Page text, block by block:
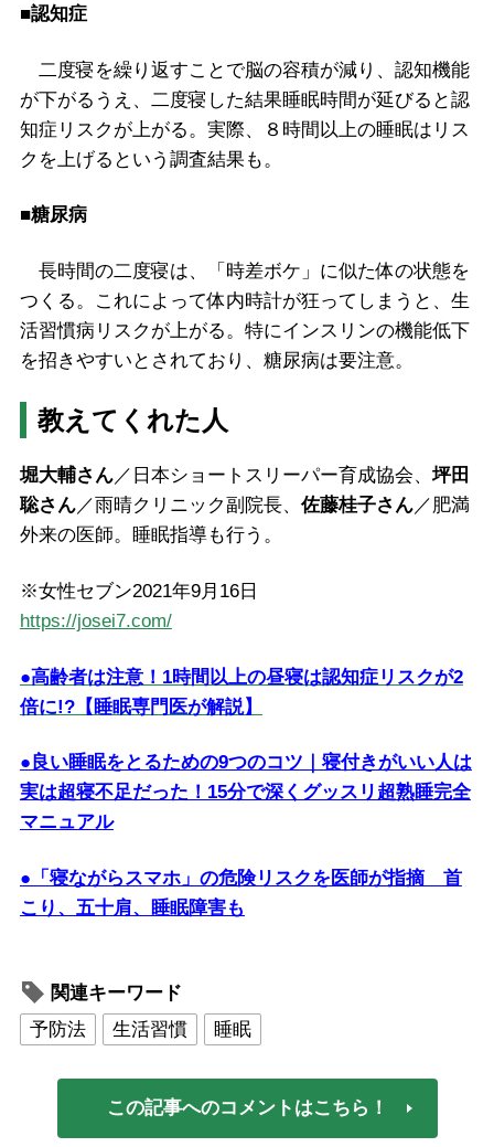
■認知症
二度寝を繰り返すことで脳の容積が減り、認知機能
が下がるうえ、二度寝した結果睡眠時間が延びると認
知症リスクが上がる。実際、８時間以上の睡眠はリス
クを上げるという調査結果も。
■糖尿病
長時間の二度寝は、「時差ボケ」に似た体の状態を
つくる。これによって体内時計が狂ってしまうと、生
活習慣病リスクが上がる。特にインスリンの機能低下
を招きやすいとされており、糖尿病は要注意。
教えてくれた人
堀大輔さん／日本ショートスリーパー育成協会、 坪田
聡さん／雨晴クリニック副院長、 佐藤桂子さん／肥満
外来の医師。睡眠指導も行う。
※女性セブン2021年9月16日
https://josei7.com/
●高齢者は注意！1時間以上の昼寝は認知症リスクが2
倍に!?【睡眠専門医が解説】
●良い睡眠をとるための9つのコツ｜寝付きがいい人は
実は超寝不足だった！15分で深くグッスリ超熟睡完全
マニュアル
●「寝ながらスマホ」の危険リスクを医師が指摘 首
こり、五十肩、睡眠障害も
関連キーワード
予防法
生活習慣 睡眠
この記事へのコメントはこちら！